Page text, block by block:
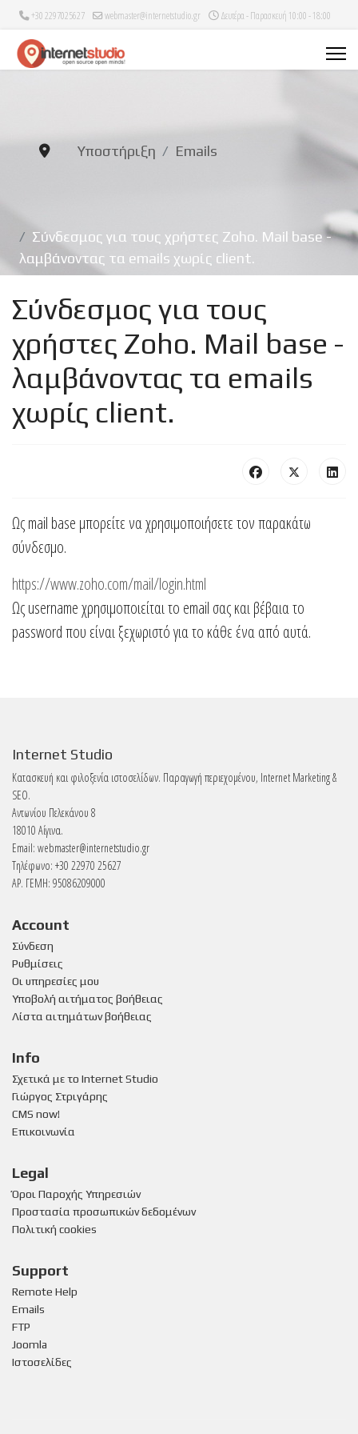
+30 2297025627 webmaster@internetstudio.gr Δευτέρα - Παρασκευή 10:00 - 18:00
Υποστήριξη Emails
Σύνδεσμος για τους χρήστες Zoho. Mail base -
λαμβάνοντας τα emails χωρίς client.
Σύνδεσμος για τους
χρήστες Zoho. Mail base -
λαμβάνοντας τα emails
χωρίς client.
Ως mail base μπορείτε να χρησιμοποιήσετε τον παρακάτω
σύνδεσμο.
https://www.zoho.com/mail/login.html
Ως username χρησιμοποιείται το email σας και βέβαια το
password που είναι ξεχωριστό για το κάθε ένα από αυτά.
Internet Studio
Κατασκευή και φιλοξενία ιστοσελίδων. Παραγωγή περιεχομένου, Internet Marketing &
SEO.
Αντωνίου Πελεκάνου 8
18010 Αίγινα.
Email: webmaster@internetstudio.gr
Τηλέφωνο: +30 22970 25627
ΑΡ. ΓΕΜΗ: 95086209000
Account
Σύνδεση
Ρυθμίσεις
Οι υπηρεσίες μου
Υποβολή αιτήματος βοήθειας
Λίστα αιτημάτων βοήθειας
Info
Σχετικά με το Internet Studio
Γιώργος Στριγάρης
CMS now!
Επικοινωνία
Legal
Όροι Παροχής Υπηρεσιών
Προστασία προσωπικών δεδομένων
Πολιτική cookies
Support
Remote Help
Emails
FTP
Joomla
Ιστοσελίδες